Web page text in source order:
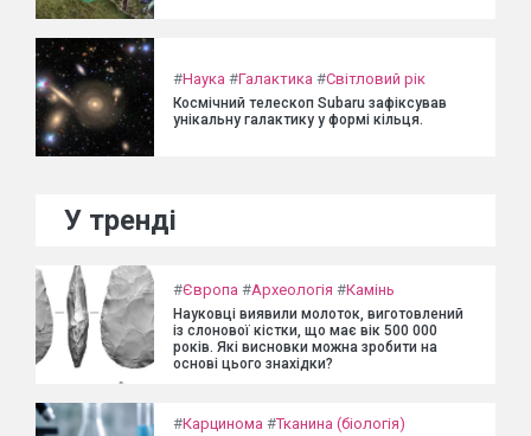
#Наука #Галактика #Світловий рік
Космічний телескоп Subaru зафіксував
унікальну галактику у формі кільця.
У тренді
#Європа #Археологія #Камінь
Науковці виявили молоток, виготовлений
із слонової кістки, що має вік 500 000
років. Які висновки можна зробити на
основі цього знахідки?
#Карцинома #Тканина (біологія)